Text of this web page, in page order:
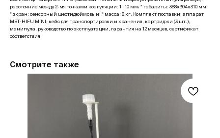
расстояние между 2-мя точками коагуляции: 1…10 мм; * габариты: 388х304х310 мм;
* экран: сенсорный шестидюймовый; * масса: 8 кг. Комплект поставки: аппарат
MBT-HIFU MINI, кейс для транспортировки и хранения, картриджи (3 шт.),
манипула, руководство по эксплуатации, гарантия на 12 месяцев, сертификат
соответствия.
Смотрите также